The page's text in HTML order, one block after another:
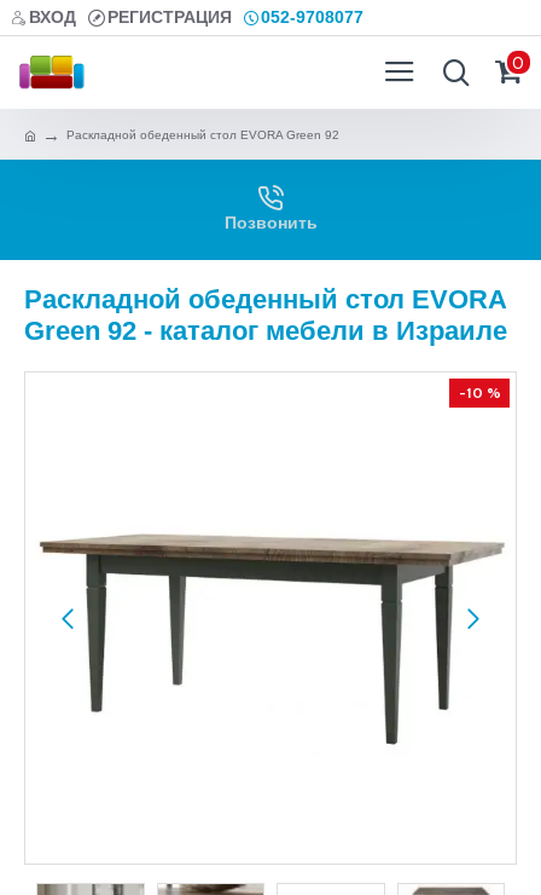
ВХОД РЕГИСТРАЦИЯ 052-9708077
0
Раскладной обеденный стол EVORA Green 92
Позвонить
Раскладной обеденный стол EVORA
Green 92 - каталог мебели в Израиле
-10 %